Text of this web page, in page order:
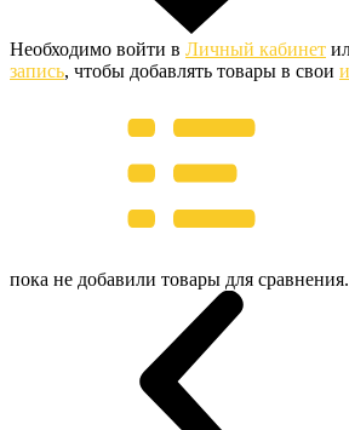
Необходимо войти в Личный кабинет
запись, чтобы добавлять товары в свои
пока не добавили товары для сравнения.